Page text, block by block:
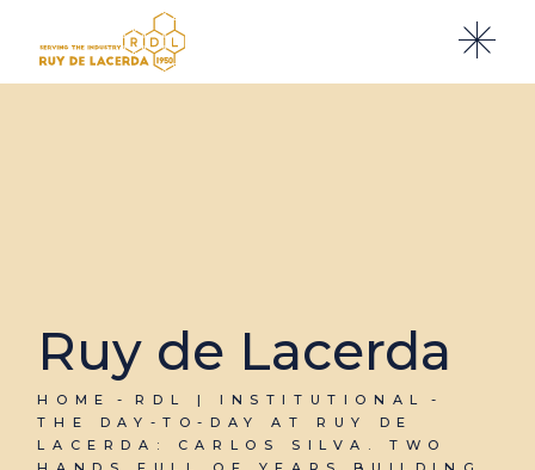
Ruy de Lacerda
HOME
RDL | INSTITUTIONAL
THE DAY-TO-DAY AT RUY DE
LACERDA: CARLOS SILVA. TWO